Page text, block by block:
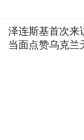
泽连斯基首次来
当面点赞乌克兰